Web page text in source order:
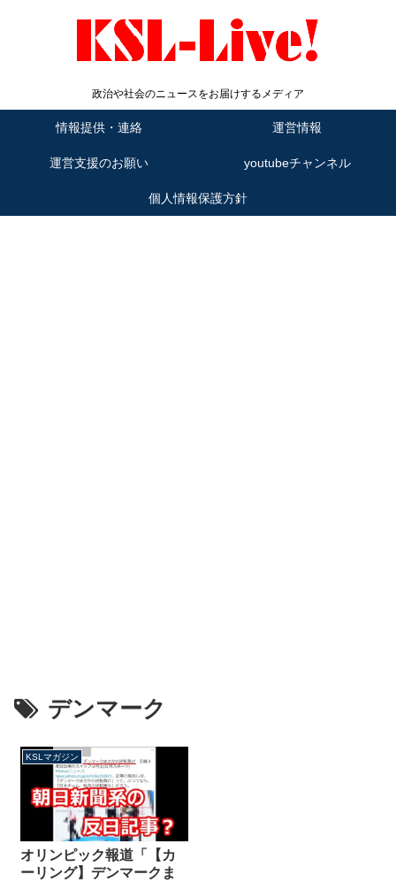
政治や社会のニュースをお届けするメディア
情報提供・連絡 運営情報
運営支援のお願い youtubeチャンネル
個人情報保護方針
デンマーク
KSLマガジン
オリンピック報道「【カ
ーリング】デンマークま